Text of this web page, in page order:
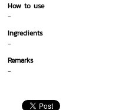
How to use
-
Ingredients
-
Remarks
-